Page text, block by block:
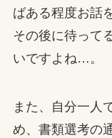
ばある程度お話
その後に待って
いですよね…。
また、自分一人
め、書類選考の